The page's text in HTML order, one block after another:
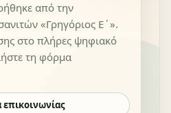
από την
«Γρηγόριος Ε΄».
στο πλήρες ψηφιακό
τη φόρμα